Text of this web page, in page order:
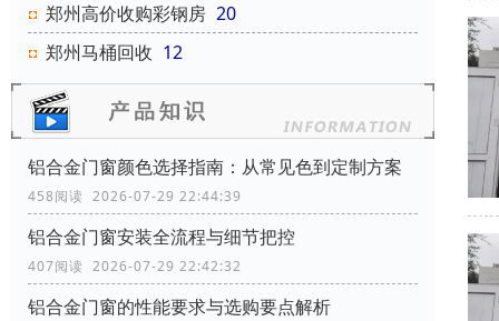
郑州高价收购彩钢房 20
郑州马桶回收 12
铝合金门窗颜色选择指南：从常见色到定制方案
458阅读 2026-07-29 22:44:39
铝合金门窗安装全流程与细节把控
407阅读 2026-07-29 22:42:32
铝合金门窗的性能要求与选购要点解析